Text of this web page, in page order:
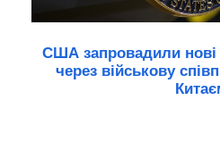
США запровадили нові
через військову